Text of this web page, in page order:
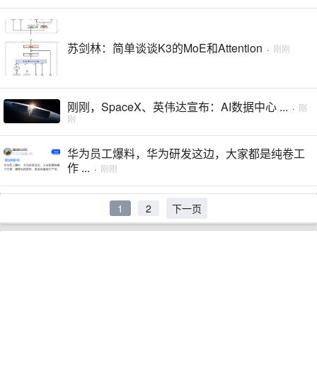
苏剑林：简单谈谈K3的MoE和Attention · 刚刚
刚刚，SpaceX、英伟达宣布：AI数据中心 ... · 刚
刚
华为员工爆料，华为研发这边，大家都是纯卷工
作 ... · 刚刚
1 2 下一页